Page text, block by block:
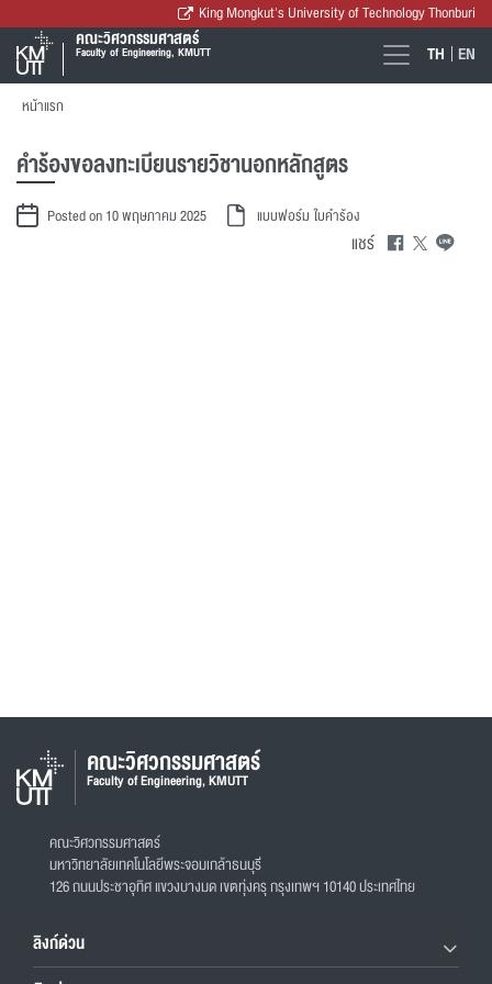
King Mongkut's University of Technology Thonburi
คณะวิศวกรรมศาสตร์
Faculty of Engineering, KMUTT TH EN
หน้าแรก
คำร้องขอลงทะเบียนรายวิชานอกหลักสูตร
Posted on 10 พฤษภาคม 2025 แบบฟอร์ม ใบคำร้อง
แชร์
คณะวิศวกรรมศาสตร์
Faculty of Engineering, KMUTT
คณะวิศวกรรมศาสตร์
มหาวิทยาลัยเทคโนโลยีพระจอมเกล้าธนบุรี
126 ถนนประชาอุทิศ แขวงบางมด เขตทุ่งครุ กรุงเทพฯ 10140 ประเทศไทย
ลิงก์ด่วน